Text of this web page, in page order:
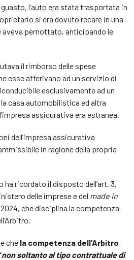
l’auto era stata trasportata in
si era dovuto recare in una
aveva pernottato, anticipando le
il rimborso delle spese
esse afferivano ad un servizio di
esclusivamente ad un
casa automobilistica ed altra
assicurativa era estranea.
dell’impresa assicurativa
in ragione della propria
ha ricordato il disposto dell’art. 3,
delle imprese e del made in
che disciplina la competenza
che la competenza dell’Arbitro
non soltanto al tipo contrattuale di